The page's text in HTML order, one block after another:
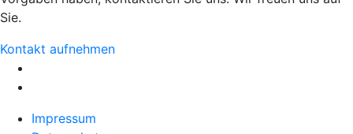
Sie.
Kontakt aufnehmen
Impressum